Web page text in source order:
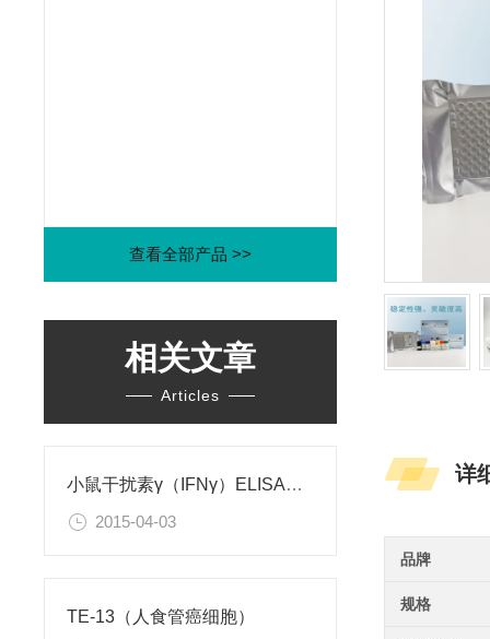
查看全部产品 >>
相关文章
Articles
小鼠干扰素γ（IFNγ）ELISA试剂盒
2015-04-03
TE-13（人食管癌细胞）
详
品牌
规格